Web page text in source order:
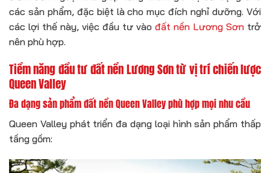
các sản phẩm, đặc biệt là cho mục đích nghỉ dưỡng. Với
các lợi thế này, việc đầu tư vào đất nền Lương Sơn trở
nên phù hợp.
Tiềm năng đầu tư đất nền Lương Sơn từ vị trí chiến lược
Queen Valley
Đa dạng sản phẩm đất nền Queen Valley phù hợp mọi nhu cầu
Queen Valley phát triển đa dạng loại hình sản phẩm thấp
tầng gồm: